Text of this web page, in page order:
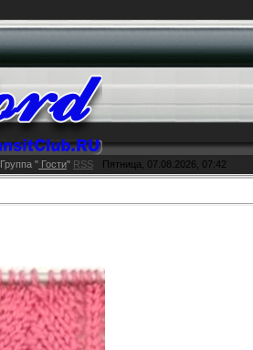
Группа " Гости" RSS Пятница, 07.08.2026, 07:42